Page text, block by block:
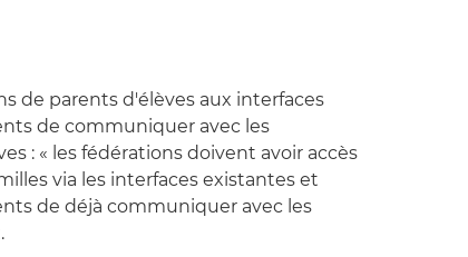
de parents d'élèves aux interfaces
de communiquer avec les
: « les fédérations doivent avoir accès
via les interfaces existantes et
de déjà communiquer avec les